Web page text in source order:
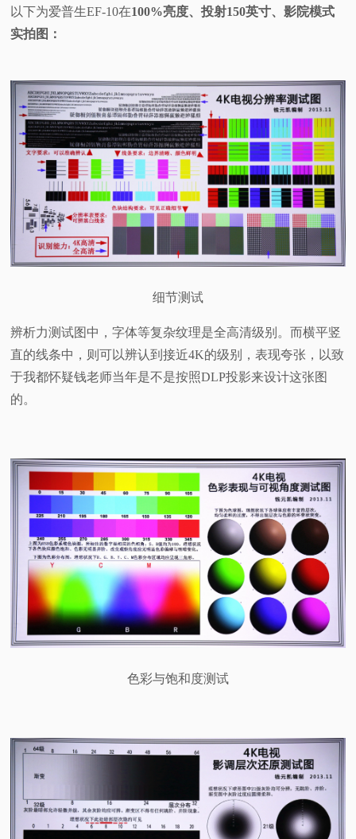
以下为爱普生EF-10在100%亮度、投射150英寸、影院模式
实拍图：
细节测试
辨析力测试图中，字体等复杂纹理是全高清级别。而横平竖
直的线条中，则可以辨认到接近4K的级别，表现夸张，以致
于我都怀疑钱老师当年是不是按照DLP投影来设计这张图
的。
色彩与饱和度测试